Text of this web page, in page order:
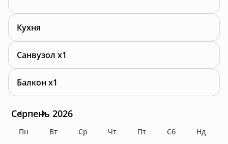
Кухня
Санвузол x1
Балкон x1
Серпень 2026
Пн Вт Ср Чт Пт Сб Нд